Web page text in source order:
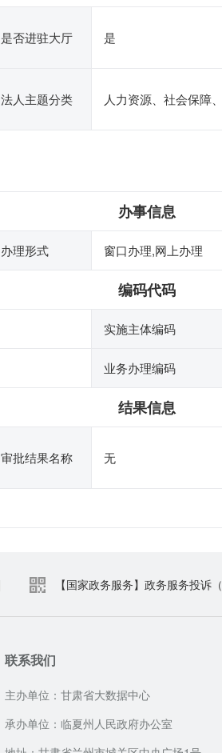
是否进驻大厅 是
法人主题分类 人力资源、社会保障
办事信息
办理形式 窗口办理,网上办理
编码代码
实施主体编码
业务办理编码
结果信息
审批结果名称 无
【国家政务服务】政务服务投诉（
联系我们
主办单位：甘肃省大数据中心
承办单位：临夏州人民政府办公室